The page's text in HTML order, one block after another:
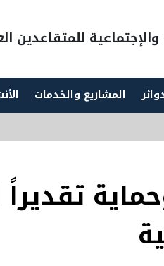
للمتقاعدين
المشاريع والخدمات